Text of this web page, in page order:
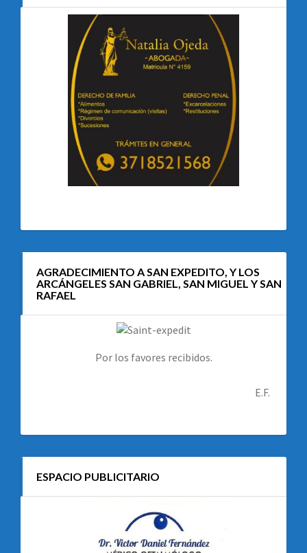
AGRADECIMIENTO A SAN EXPEDITO, Y LOS
ARCÁNGELES SAN GABRIEL, SAN MIGUEL Y SAN
RAFAEL
Por los favores recibidos.
E.F.
ESPACIO PUBLICITARIO